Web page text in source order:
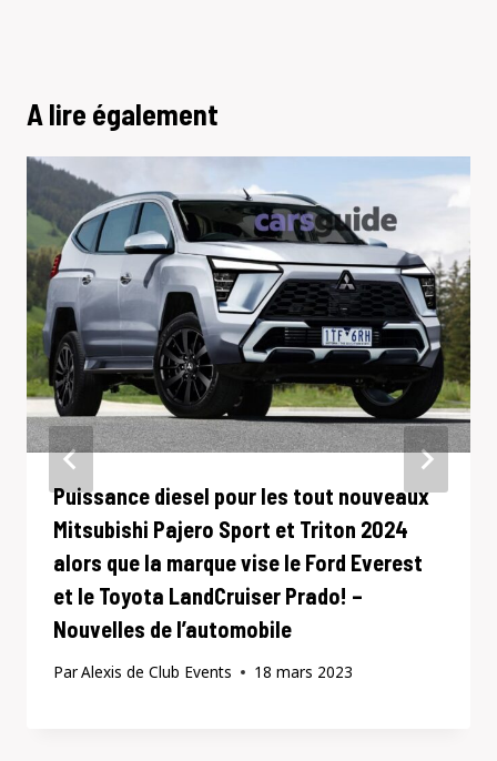
A lire également
Puissance diesel pour les tout nouveaux
Mitsubishi Pajero Sport et Triton 2024
alors que la marque vise le Ford Everest
et le Toyota LandCruiser Prado! –
Nouvelles de l’automobile
ParAlexis de Club Events 18 mars 2023